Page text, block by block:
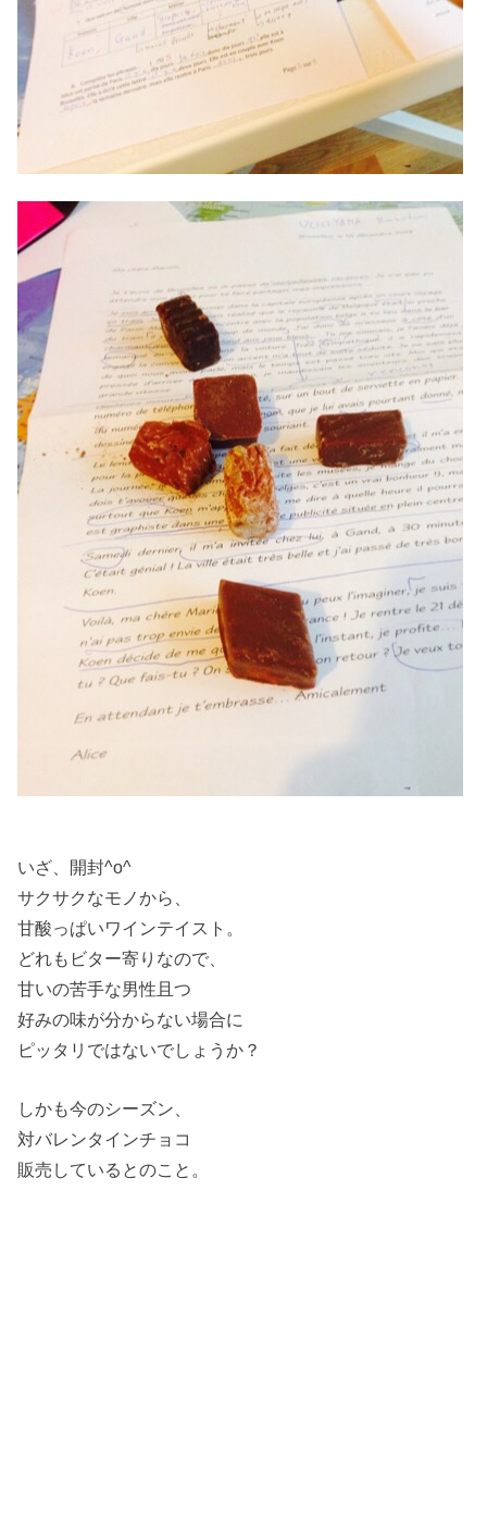
いざ、開封^o^
サクサクなモノから、
甘酸っぱいワインテイスト。
どれもビター寄りなので、
甘いの苦手な男性且つ
好みの味が分からない場合に
ピッタリではないでしょうか？
しかも今のシーズン、
対バレンタインチョコ
販売しているとのこと。